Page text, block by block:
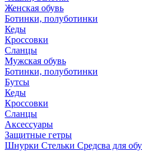
Женская обувь
Ботинки, полуботинки
Кеды
Кроссовки
Сланцы
Мужская обувь
Ботинки, полуботинки
Бутсы
Кеды
Кроссовки
Сланцы
Аксессуары
Защитные гетры
Шнурки Стельки Средсва для